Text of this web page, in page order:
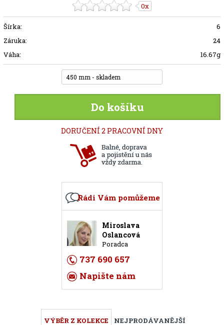
0x
Šírka:
6
Záruka:
24
Váha:
16.67g
450 mm - skladem
Do košíku
DORUČENÍ 2 PRACOVNÍ DNY
Rádi Vám pomůžeme
Miroslava
Oslancová
Poradca
737 690 657
Napište nám
VÝBĚR Z KOLEKCE NEJPRODÁVANĚJŠÍ